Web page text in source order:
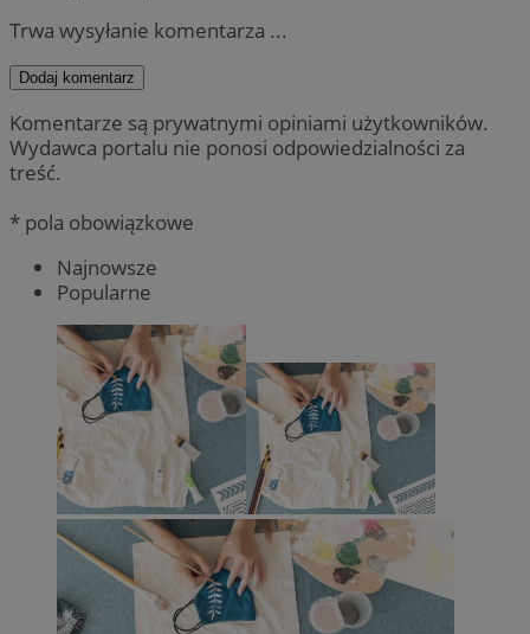
Trwa wysyłanie komentarza ...
Dodaj komentarz
Komentarze są prywatnymi opiniami użytkowników.
Wydawca portalu nie ponosi odpowiedzialności za
treść.
* pola obowiązkowe
Najnowsze
Popularne